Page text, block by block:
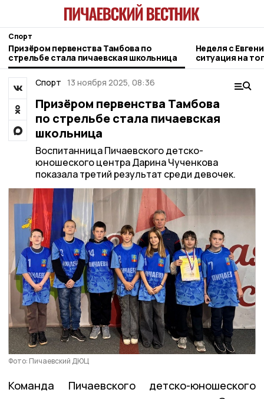
Спорт
Призёром первенства Тамбова по
стрельбе стала пичаевская школьница
Неделя с
ситуация на
городе и
Спорт 13 ноября 2025, 08:36
Призёром первенства Тамбова
по стрельбе стала пичаевская
школьница
Воспитанница Пичаевского детско-
юношеского центра Дарина Чученкова
показала третий результат среди девочек.
Фото: Пичаевский ДЮЦ
Команда Пичаевского детско-юношеского